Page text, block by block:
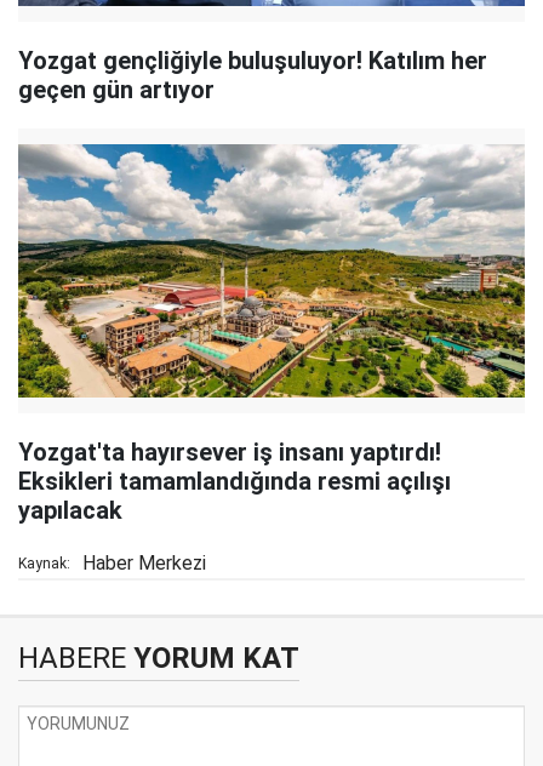
Yozgat gençliğiyle buluşuluyor! Katılım her
geçen gün artıyor
Yozgat'ta hayırsever iş insanı yaptırdı!
Eksikleri tamamlandığında resmi açılışı
yapılacak
Kaynak: Haber Merkezi
HABERE YORUM KAT